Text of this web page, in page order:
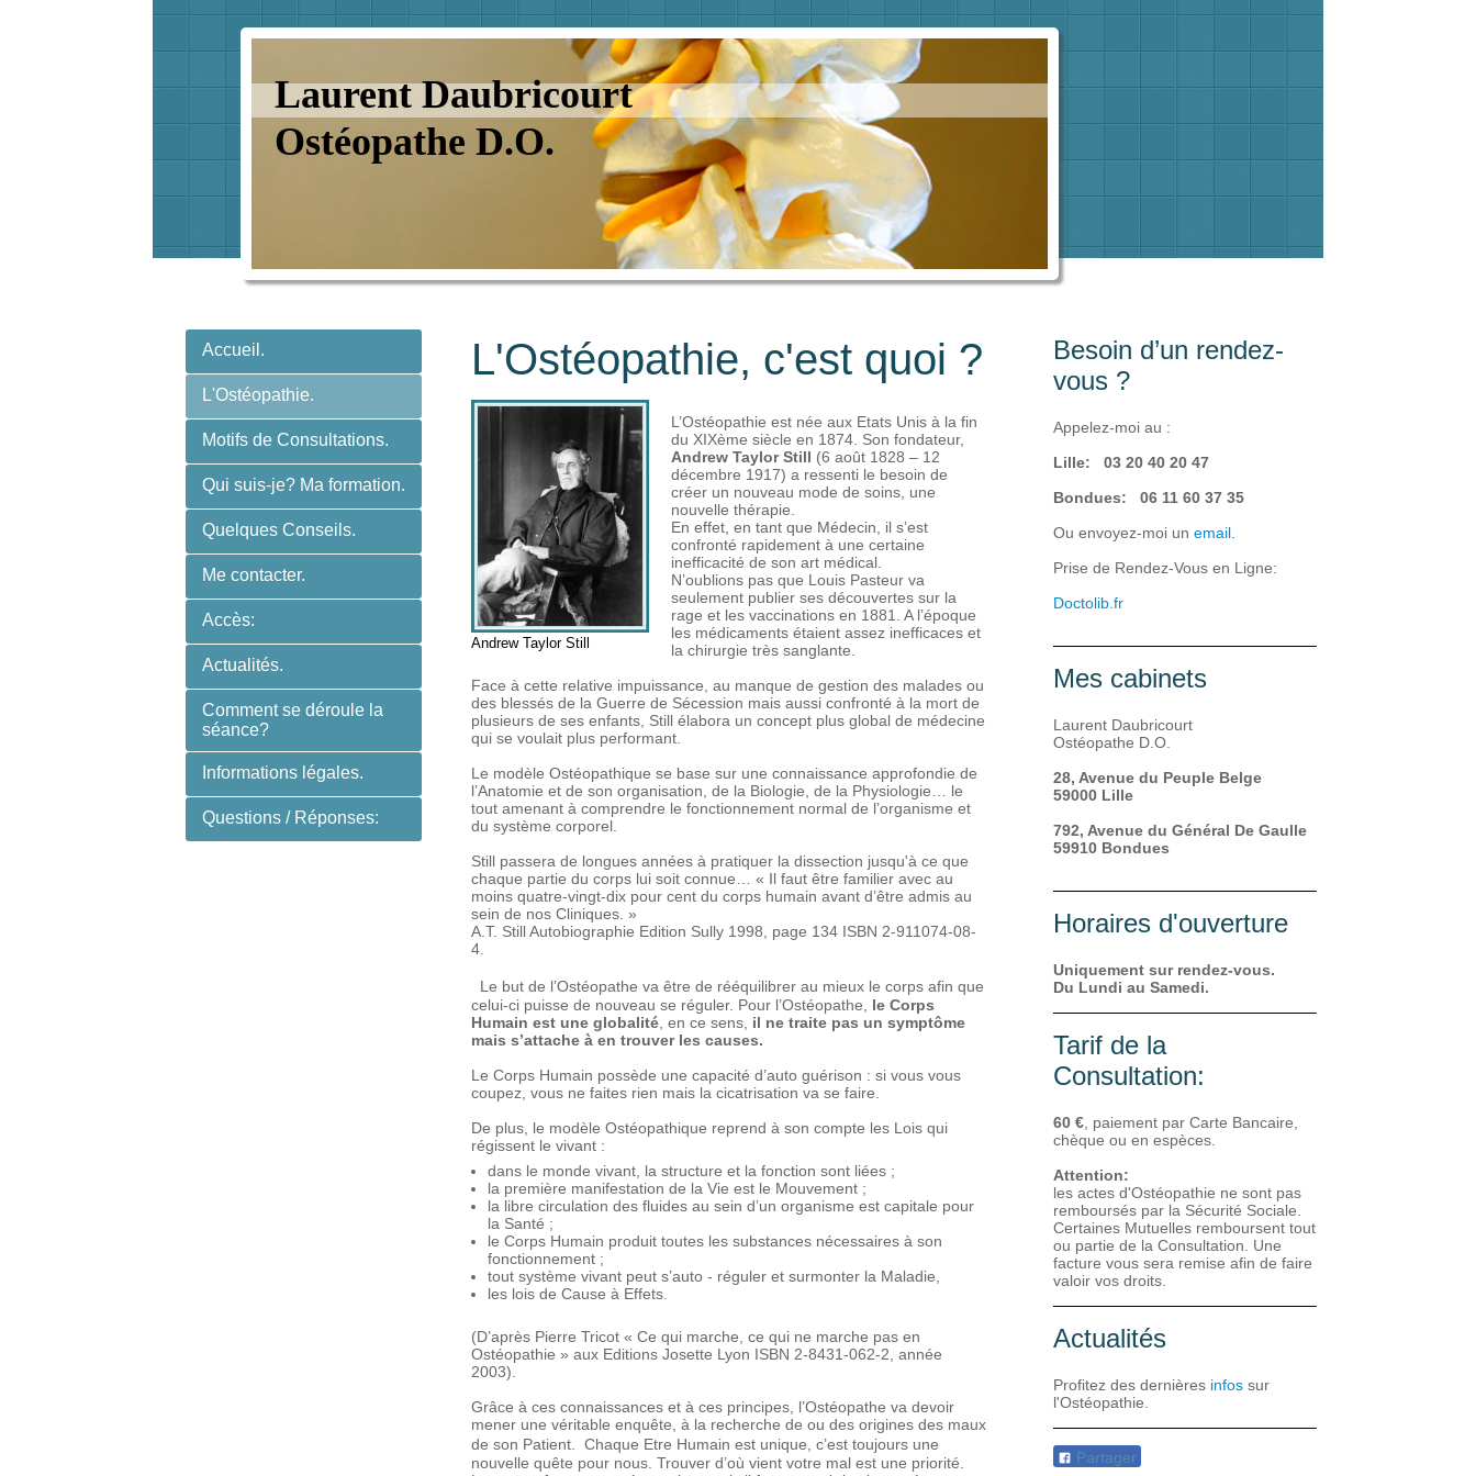
Laurent Daubricourt
Ostéopathe D.O.
Accueil.
L'Ostéopathie.
Motifs de Consultations.
Qui suis-je? Ma formation.
Quelques Conseils.
Me contacter.
Accès:
Actualités.
Comment se déroule la
séance?
Informations légales.
Questions / Réponses:
L'Ostéopathie, c'est quoi ?
Andrew Taylor Still
L’Ostéopathie est née aux Etats Unis à la fin
du XIXème siècle en 1874. Son fondateur,
Andrew Taylor Still (6 août 1828 – 12
décembre 1917) a ressenti le besoin de
créer un nouveau mode de soins, une
nouvelle thérapie.
En effet, en tant que Médecin, il s’est
confronté rapidement à une certaine
inefficacité de son art médical.
N’oublions pas que Louis Pasteur va
seulement publier ses découvertes sur la
rage et les vaccinations en 1881. A l’époque
les médicaments étaient assez inefficaces et
la chirurgie très sanglante.
Face à cette relative impuissance, au manque de gestion des malades ou
des blessés de la Guerre de Sécession mais aussi confronté à la mort de
plusieurs de ses enfants, Still élabora un concept plus global de médecine
qui se voulait plus performant.
Le modèle Ostéopathique se base sur une connaissance approfondie de
l’Anatomie et de son organisation, de la Biologie, de la Physiologie… le
tout amenant à comprendre le fonctionnement normal de l’organisme et
du système corporel.
Still passera de longues années à pratiquer la dissection jusqu'à ce que
chaque partie du corps lui soit connue… « Il faut être familier avec au
moins quatre-vingt-dix pour cent du corps humain avant d’être admis au
sein de nos Cliniques. »
A.T. Still Autobiographie Edition Sully 1998, page 134 ISBN 2-911074-08-
4.
Le but de l’Ostéopathe va être de rééquilibrer au mieux le corps afin que
celui-ci puisse de nouveau se réguler. Pour l’Ostéopathe, le Corps
Humain est une globalité , en ce sens, il ne traite pas un symptôme
mais s’attache à en trouver les causes.
Le Corps Humain possède une capacité d’auto guérison : si vous vous
coupez, vous ne faites rien mais la cicatrisation va se faire.
De plus, le modèle Ostéopathique reprend à son compte les Lois qui
régissent le vivant :
dans le monde vivant, la structure et la fonction sont liées ;
la première manifestation de la Vie est le Mouvement ;
la libre circulation des fluides au sein d’un organisme est capitale pour
la Santé ;
le Corps Humain produit toutes les substances nécessaires à son
fonctionnement ;
tout système vivant peut s’auto - réguler et surmonter la Maladie,
les lois de Cause à Effets.
(D’après Pierre Tricot « Ce qui marche, ce qui ne marche pas en
Ostéopathie » aux Editions Josette Lyon ISBN 2-8431-062-2, année
2003).
Grâce à ces connaissances et à ces principes, l’Ostéopathe va devoir
mener une véritable enquête, à la recherche de ou des origines des maux
de son Patient. Chaque Etre Humain est unique, c’est toujours une
nouvelle quête pour nous. Trouver d’où vient votre mal est une priorité.
Besoin d’un rendez-
vous ?
Appelez-moi au :
Lille: 03 20 40 20 47
Bondues: 06 11 60 37 35
Ou envoyez-moi un email
Prise de Rendez-Vous en Ligne:
Doctolib.fr
Mes cabinets
Laurent Daubricourt
Ostéopathe D.O.
28, Avenue du Peuple Belge
59000 Lille
792, Avenue du Général De Gaulle
59910 Bondues
Horaires d'ouverture
Uniquement sur rendez-vous.
Du Lundi au Samedi.
Tarif de la
Consultation:
60 € , paiement par Carte Bancaire,
chèque ou en espèces.
Attention:
les actes d'Ostéopathie ne sont pas
remboursés par la Sécurité Sociale.
Certaines Mutuelles remboursent tout
ou partie de la Consultation. Une
facture vous sera remise afin de faire
valoir vos droits.
Actualités
Profitez des dernières infos sur
l'Ostéopathie.
Partager